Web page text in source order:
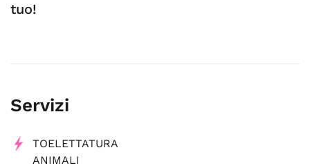
tuo!
Servizi
TOELETTATURA
ANIMALI